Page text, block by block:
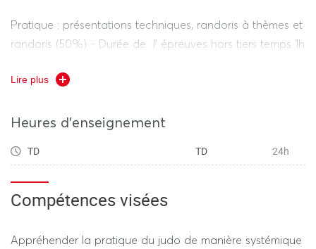
Pratique : présentations techniques, randoris à thèmes et
randoris (50%) - Durée de l’ épreuves hors tiers temps 1h
Théorique : Contrôle de connaissances, interventions
temps 1h
REGIME DEROGATOIRE
Contrôle Continu
dérogatoires)
Lire plus
Heures d'enseignement
TD TD 24h
Compétences visées
Appréhender la pratique du judo de manière systémique